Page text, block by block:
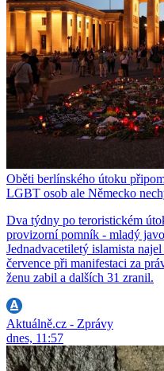
Oběti berlínského útoku
LGBT osob ale Německo
Dva týdny po teroristickém
provizorní pomník - mladý
Jednadvacetiletý islamista
července při manifestaci za
ženu zabil a dalších 31 zranil.
Aktuálně.cz - Zprávy
dnes, 11:57